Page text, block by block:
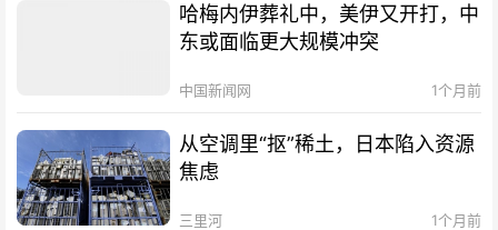
哈梅内伊葬礼中，美伊又开打，中
东或面临更大规模冲突
中国新闻网 1个月前
从空调里“抠”稀土，日本陷入资源
焦虑
三里河 1个月前